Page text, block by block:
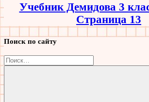
Учебник Демидова 3
Страница 13
Поиск по сайту
Найти: